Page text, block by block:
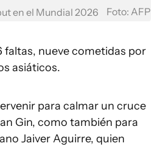
en el Mundial 2026 Foto: AFP
faltas, nueve cometidas por
asiáticos.
para calmar un cruce
Gin, como también para
Jaiver Aguirre, quien